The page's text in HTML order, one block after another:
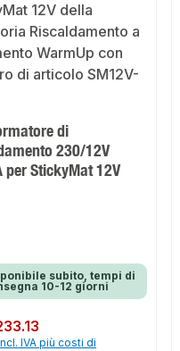
di
230/12V
per StickyMat 12V
subito, tempi di
10-12 giorni
IVA più costi di